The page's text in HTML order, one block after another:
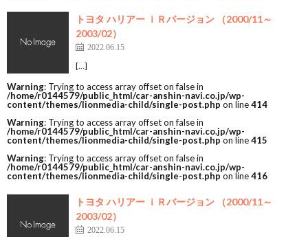
トヨタ ハリアー ｉＲバージョン （2000/11～
2003/02）
2022.06.15
[…]
Warning: Trying to access array offset on false in
/home/r0144579/public_html/car-anshin-navi.co.jp/wp-
content/themes/lionmedia-child/single-post.php on line414
Warning: Trying to access array offset on false in
/home/r0144579/public_html/car-anshin-navi.co.jp/wp-
content/themes/lionmedia-child/single-post.php on line415
Warning: Trying to access array offset on false in
/home/r0144579/public_html/car-anshin-navi.co.jp/wp-
content/themes/lionmedia-child/single-post.php on line416
トヨタ ハリアー ｉＲバージョン （2000/11～
2003/02）
2022.06.15